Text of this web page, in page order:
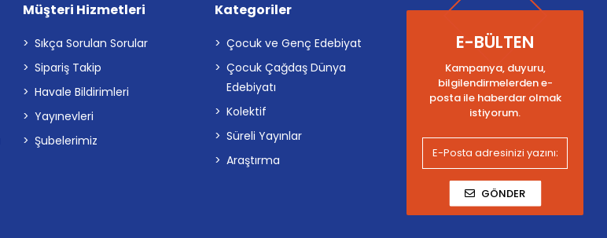
Müşteri Hizmetleri
Sıkça Sorulan Sorular
Sipariş Takip
Havale Bildirimleri
Yayınevleri
Şubelerimiz
Kategoriler
Çocuk ve Genç Edebiyat
Çocuk Çağdaş Dünya
Edebiyatı
Kolektif
Süreli Yayınlar
Araştırma
E-BÜLTEN
Kampanya, duyuru,
bilgilendirmelerden e-
posta ile haberdar olmak
istiyorum.
GÖNDER